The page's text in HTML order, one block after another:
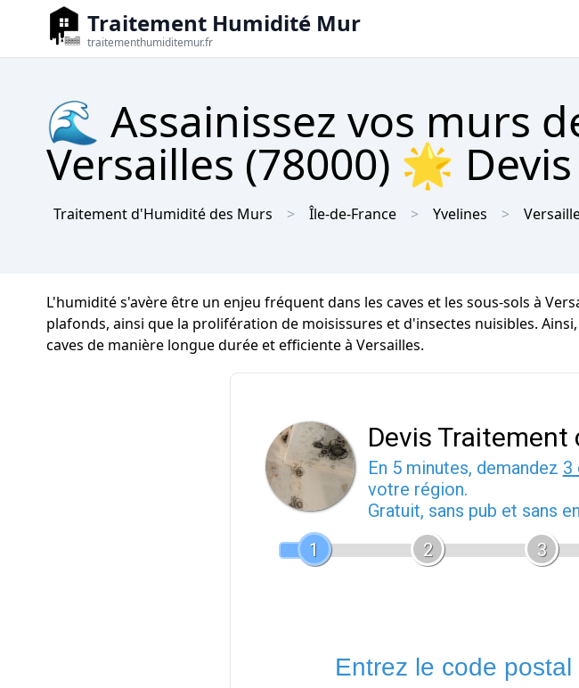
Traitement Humidité Mur
traitementhumiditemur.fr
🌊 Assainissez vos murs
Versailles (78000) 🌟
Traitement d'Humidité des Murs Île-de-France Yvelines
L'humidité s'avère être un enjeu fréquent dans les caves et les sous-sols à
plafonds, ainsi que la prolifération de moisissures et d'insectes nuisibles.
caves de manière longue durée et efficiente à Versailles.
Devis
En 5 minutes, demandez 3
votre région.
Gratuit, sans pub et sans
1
2 3
Entrez le code